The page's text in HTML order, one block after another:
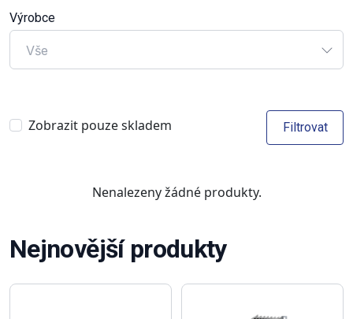
Výrobce
Vše
Zobrazit pouze skladem Filtrovat
Nenalezeny žádné produkty.
Nejnovější produkty